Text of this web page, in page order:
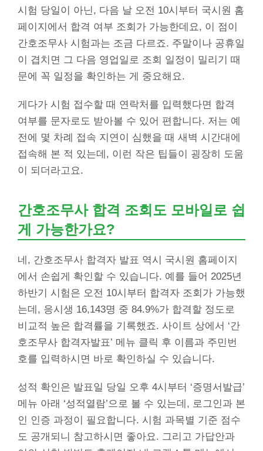
시험 당일이 아닌, 다음 날 오전 10시부터 국시원 홈
페이지에서 합격 여부 조회가 가능한데요, 이 점이
간호조무사 시험과는 조금 다르죠. 주말이나 공휴일
이 겹치면 그 다음 영업일로 조회 일정이 밀리기 때
문에 꼭 일정을 확인하는 게 중요해요.
게다가 시험 접수할 때 연락처를 입력했다면 합격
여부를 문자로도 받아볼 수 있어 편합니다. 저는 예
전에 몇 차례 접속 지연이 심했을 때 새벽 시간대에
접속해 본 적 있는데, 이런 작은 팁들이 굉장히 도움
이 되더라고요.
간호조무사 합격 조회도 모바일로 쉽
게 가능한가요?
네, 간호조무사 합격자 발표 역시 국시원 홈페이지
에서 손쉽게 확인할 수 있습니다. 예를 들어 2025년
하반기 시험은 오전 10시부터 합격자 조회가 가능했
는데, 응시생 16,143명 중 84.9%가 합격할 정도로
비교적 높은 합격률을 기록했죠. 사이트 상에서 ‘간
호조무사 합격자발표’ 메뉴 클릭 후 이름과 주민번
호를 입력하시면 바로 확인하실 수 있습니다.
성적 확인은 발표일 당일 오후 4시부터 ‘증명서발급’
메뉴 아래 ‘성적열람’으로 볼 수 있는데, 로그인과 본
인 인증 과정이 필요합니다. 시험 과목별 기준 점수
도 공개되니 참고하시면 좋아요. 그리고 가답안과